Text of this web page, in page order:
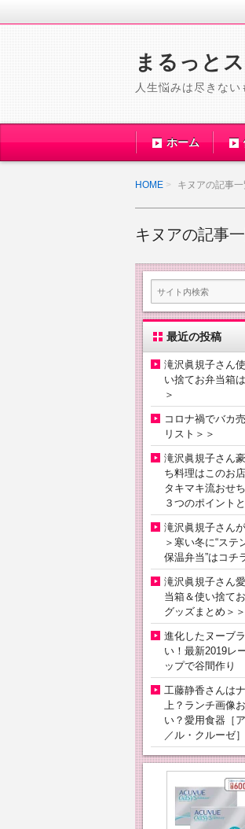
まるっと
人生悩みは尽きな
ホーム
HOME キヌアの記事一
キヌアの記事
最近の投稿
滝沢眞規子さん
い捨てお弁当箱
＞
コロナ禍でバカ
リスト＞＞
滝沢眞規子さん
ち料理はこのお
タキマキ流おせ
３つのポイント
滝沢眞規子さん
＞寒い冬に“ステ
保温弁当”はコチ
滝沢眞規子さん
当箱＆使い捨て
グッズまとめ＞＞
進化したヌーブ
い！最新2019レ
ップで谷間作り
工藤静香さんは
上？ランチ画像
い？愛用食器［
／ル・クルーゼ］